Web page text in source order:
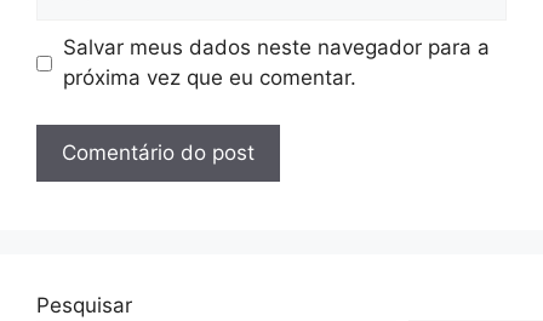
Salvar meus dados neste navegador para a
próxima vez que eu comentar.
Pesquisar